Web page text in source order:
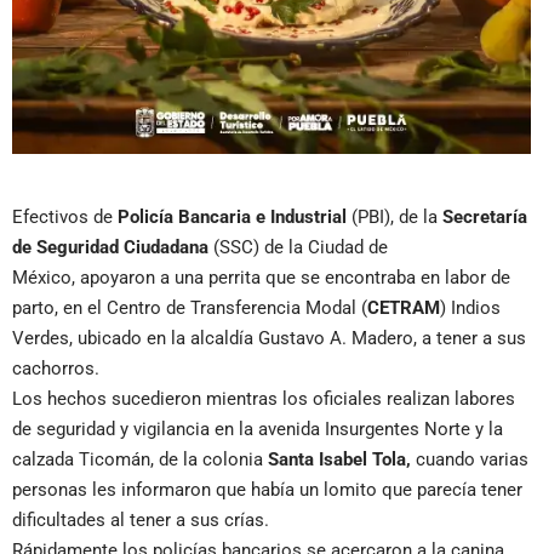
Efectivos de Policía Bancaria e Industrial (PBI), de la Secretaría
de Seguridad Ciudadana (SSC) de la Ciudad de
México, apoyaron a una perrita que se encontraba en labor de
parto, en el Centro de Transferencia Modal (CETRAM) Indios
Verdes, ubicado en la alcaldía Gustavo A. Madero, a tener a sus
cachorros.
Los hechos sucedieron mientras los oficiales realizan labores
de seguridad y vigilancia en la avenida Insurgentes Norte y la
calzada Ticomán, de la colonia Santa Isabel Tola, cuando varias
personas les informaron que había un lomito que parecía tener
dificultades al tener a sus crías.